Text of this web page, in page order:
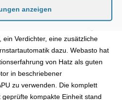
ihn also kaum. Für die APU wurde
Verdichter, eine zusätzliche
dazu. Webasto hat
von Hatz als guten
in beschriebener
zu verwenden. Die komplett
kompakte Einheit stand
anzeigen